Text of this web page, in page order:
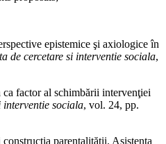
epistemice şi axiologice în
de cercetare si interventie sociala,
factor al schimbării intervenţiei
interventie sociala, vol. 24, pp.
parentalităţii. Asistenţa